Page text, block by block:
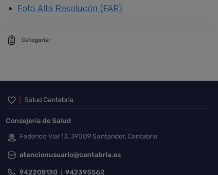
Foto Alta Resolucón (FAR)
Categoría:
Inicio del pie de página
Salud Cantabria
Consejería de Salud
Federico Vial 13, 39009 Santander, Cantabria
atencionusuario@cantabria.es
942208130 942395562